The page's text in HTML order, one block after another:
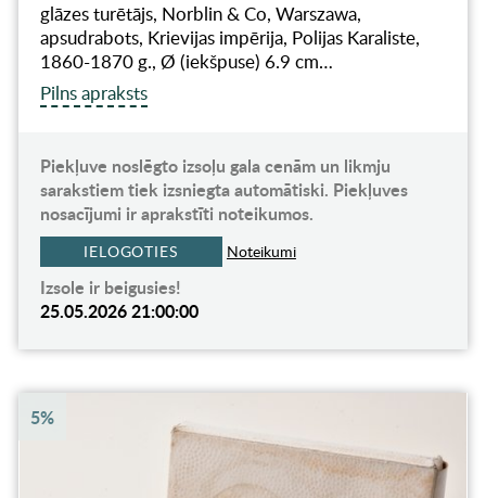
glāzes turētājs, Norblin & Co, Warszawa,
apsudrabots, Krievijas impērija, Polijas Karaliste,
1860-1870 g., Ø (iekšpuse) 6.9 cm…
Pilns apraksts
Piekļuve noslēgto izsoļu gala cenām un likmju
sarakstiem tiek izsniegta automātiski. Piekļuves
nosacījumi ir aprakstīti noteikumos.
IELOGOTIES Noteikumi
Izsole ir beigusies!
25.05.2026 21:00:00
5%